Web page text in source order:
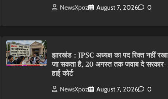
NewsXpoz August 7, 2026 0
झारखंड : JPSC अध्यक्ष का पद रिक्त नहीं रखा
जा सकता है, 20 अगस्त तक जवाब दे सरकार-
हाई कोर्ट
NewsXpoz August 7, 2026 0